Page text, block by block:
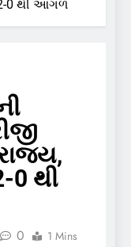
0 થી આગળ
0 થી
0 1 Mins